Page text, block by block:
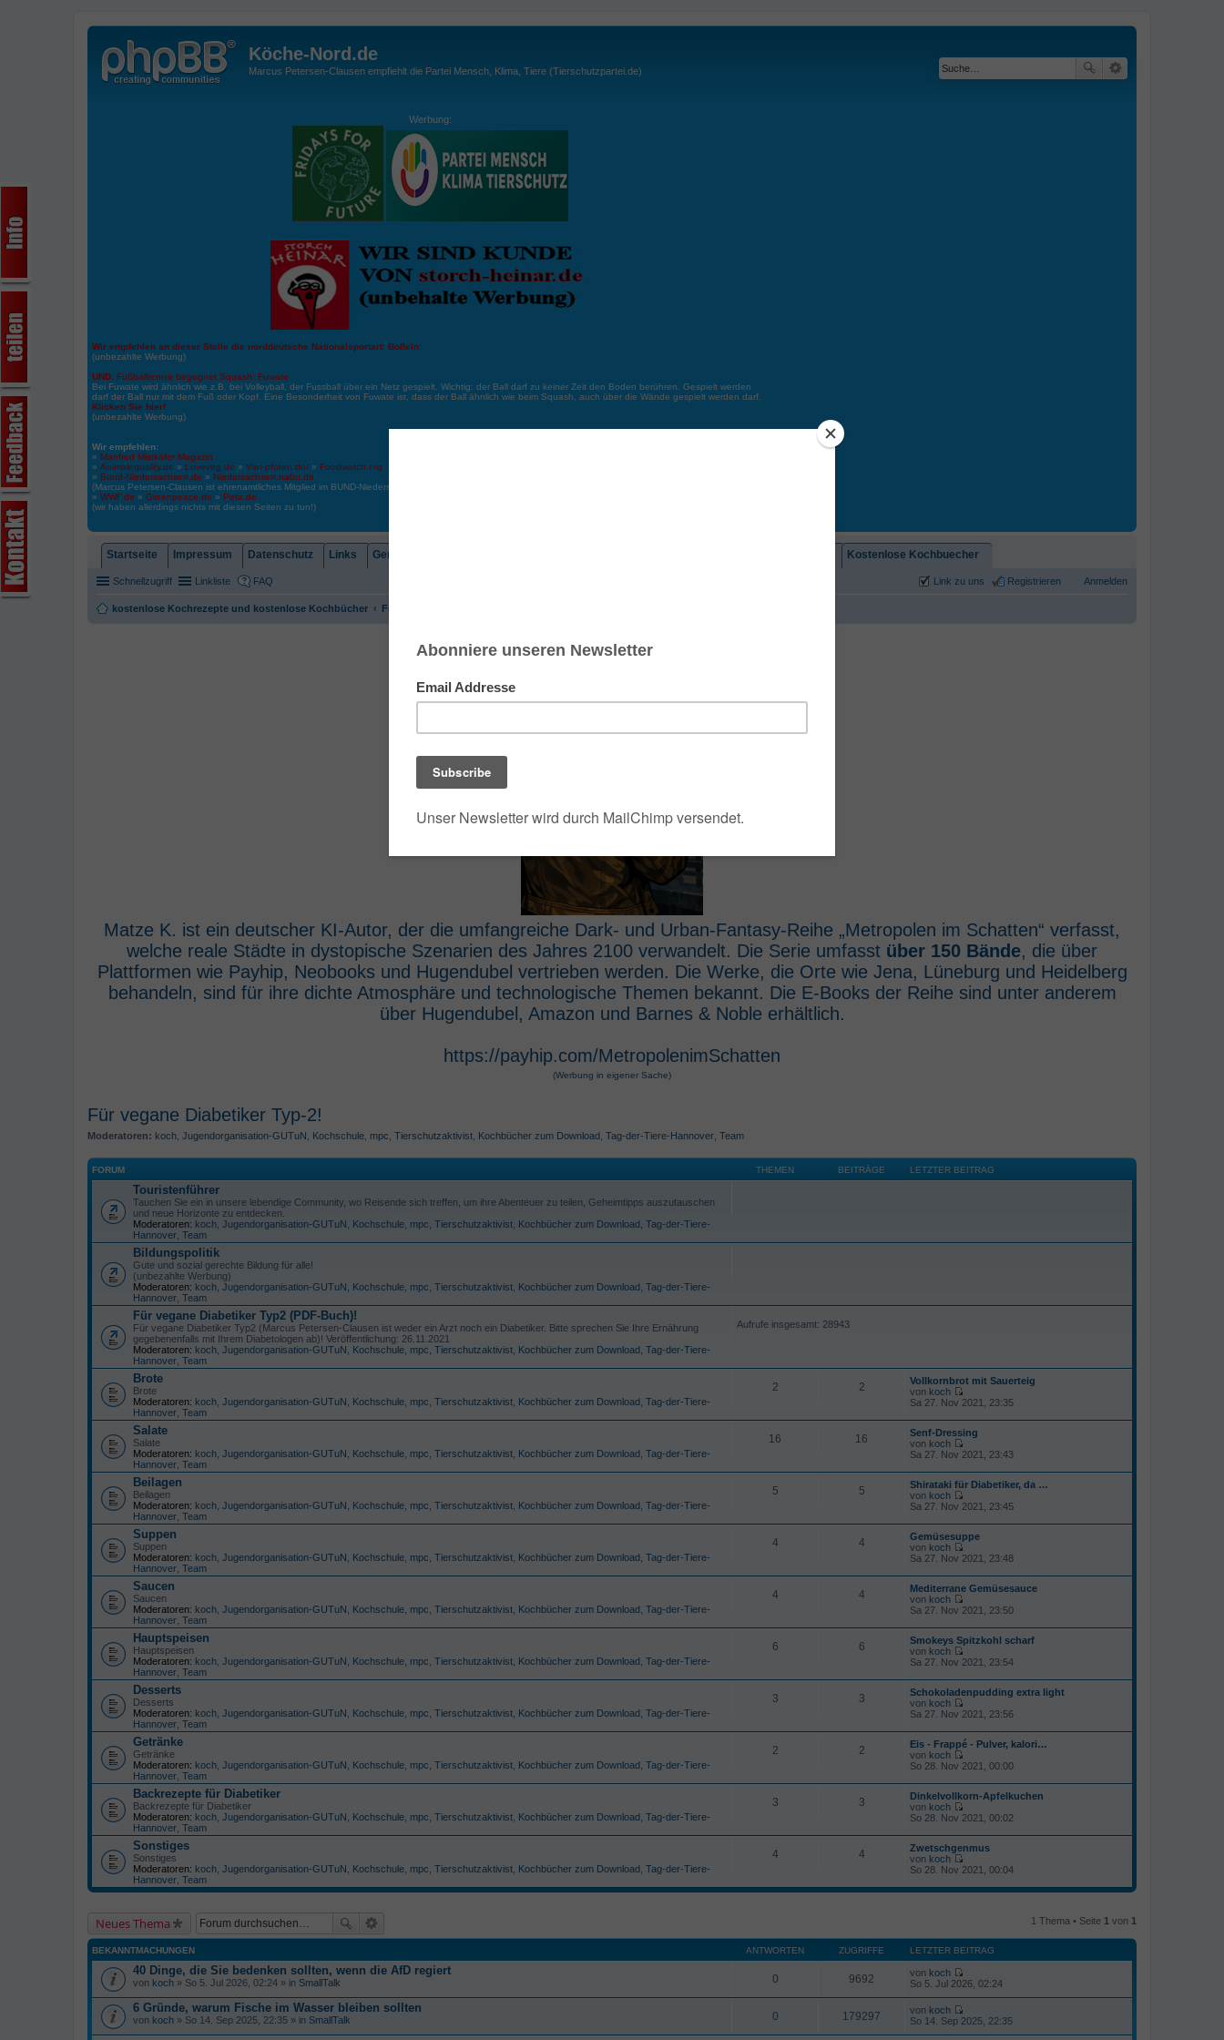
Köche-Nord.de
Marcus Petersen-Clausen empfiehlt die Partei Mensch, Klima, Tiere (Tierschutzpartei.de)
Werbung:
Wir empfehlen an dieser Stelle die norddeutsche Nationalsportart: Boßeln:
(unbezahlte Werbung)
UND: Fußballtennis begegnet Squash: Fuwate
Bei Fuwate wird ähnlich wie z.B. bei Volleyball, der Fussball über ein Netz gespielt. Wichtig: der Ball darf zu keiner Zeit den Boden berühren. Gespielt werden
darf der Ball nur mit dem Fuß oder Kopf. Eine Besonderheit von Fuwate ist, dass der Ball ähnlich wie beim Squash, auch über die Wände gespielt werden darf.
Klicken Sie hier!
(unbezahlte Werbung)
Wir empfehlen:
» Manfred Mistkäfer Magazin
» Animalequality.de » Loveveg.de » Vier-pfoten.de/ » Foodwatch.org
» Bund-Niedersachsen.de » Niedersachsen.nabu.de
(Marcus Petersen-Clausen ist ehrenamtliches Mitglied im BUND-Niedersachsen und Niedersachsen Nabu)
» WWF.de » Greenpeace.de » Peta.de
(wir haben allerdings nichts mit diesen Seiten zu tun!)
Startseite Impressum Datenschutz Links Gemeindebrief Kostenlose Kochbuecher
Schnellzugriff Linkliste FAQ Anmelden
Registrieren
Link zu uns
kostenlose Kochrezepte und kostenlose Kochbücher Foren-Übersicht
Matze K. ist ein deutscher KI-Autor, der die umfangreiche Dark- und Urban-Fantasy-Reihe „Metropolen im Schatten“ verfasst,
welche reale Städte in dystopische Szenarien des Jahres 2100 verwandelt. Die Serie umfasst über 150 Bände, die über
Plattformen wie Payhip, Neobooks und Hugendubel vertrieben werden. Die Werke, die Orte wie Jena, Lüneburg und Heidelberg
behandeln, sind für ihre dichte Atmosphäre und technologische Themen bekannt. Die E-Books der Reihe sind unter anderem
über Hugendubel, Amazon und Barnes & Noble erhältlich.
https://payhip.com/MetropolenimSchatten
(Werbung in eigener Sache)
Für vegane Diabetiker Typ-2!
Moderatoren: koch, Jugendorganisation-GUTuN , Kochschule, mpc, Tierschutzaktivist, Kochbücher zum Download, Tag-der-Tiere-Hannover, Team
FORUM THEMEN BEITRÄGE LETZTER BEITRAG
Touristenführer
Tauchen Sie ein in unsere lebendige Community, wo Reisende sich treffen, um ihre Abenteuer zu teilen, Geheimtipps auszutauschen
und neue Horizonte zu entdecken.
Moderatoren: koch Jugendorganisation-GUTuN Kochschule mpc Tierschutzaktivist Kochbücher zum Download Tag-der-Tiere-
Hannover Team
Bildungspolitik
Gute und sozial gerechte Bildung für alle!
(unbezahlte Werbung)
Moderatoren: koch Jugendorganisation-GUTuN Kochschule mpc Tierschutzaktivist Kochbücher zum Download Tag-der-Tiere-
Hannover Team
Für vegane Diabetiker Typ­2 (PDF-Buch)!
Für vegane Diabetiker Typ­2 (Marcus Petersen-Clausen ist weder ein Arzt noch ein Diabetiker. Bitte sprechen Sie Ihre Ernährung
gegebenenfalls mit Ihrem Diabetologen ab)! Veröffentlichung: 26.11.2021
Moderatoren: koch Jugendorganisation-GUTuN Kochschule mpc Tierschutzaktivist Kochbücher zum Download Tag-der-Tiere-
Hannover Team
Aufrufe insgesamt: 28943
Brote
Brote
Moderatoren: koch Jugendorganisation-GUTuN Kochschule mpc Tierschutzaktivist Kochbücher zum Download Tag-der-Tiere-
Hannover Team
2 2
Vollkornbrot mit Sauerteig
von koch
N
u
e
t
B
i
a
g
Sa 27. Nov 2021, 23:35
Salate
Salate
Moderatoren: koch Jugendorganisation-GUTuN Kochschule mpc Tierschutzaktivist Kochbücher zum Download Tag-der-Tiere-
Hannover Team
16 16
Senf-Dressing
von koch
N
u
e
t
B
i
a
g
Sa 27. Nov 2021, 23:43
Beilagen
Beilagen
Moderatoren: koch Jugendorganisation-GUTuN Kochschule mpc Tierschutzaktivist Kochbücher zum Download Tag-der-Tiere-
Hannover Team
5 5
Shirataki für Diabetiker, da …
von koch
N
u
e
t
B
i
a
g
Sa 27. Nov 2021, 23:45
Suppen
Suppen
Moderatoren: koch Jugendorganisation-GUTuN Kochschule mpc Tierschutzaktivist Kochbücher zum Download Tag-der-Tiere-
Hannover Team
4 4
Gemüsesuppe
von koch
N
u
e
t
B
i
a
g
Sa 27. Nov 2021, 23:48
Saucen
Saucen
Moderatoren: koch Jugendorganisation-GUTuN Kochschule mpc Tierschutzaktivist Kochbücher zum Download Tag-der-Tiere-
Hannover Team
4 4
Mediterrane Gemüsesauce
von koch
N
u
e
t
B
i
r
a
g
Sa 27. Nov 2021, 23:50
Hauptspeisen
Hauptspeisen
Moderatoren: koch Jugendorganisation-GUTuN Kochschule mpc Tierschutzaktivist Kochbücher zum Download Tag-der-Tiere-
Hannover Team
6 6
Smokeys Spitzkohl scharf
von koch
N
u
e
t
r
B
i
a
g
Sa 27. Nov 2021, 23:54
Desserts
Desserts
Moderatoren: koch Jugendorganisation-GUTuN Kochschule mpc Tierschutzaktivist Kochbücher zum Download Tag-der-Tiere-
Hannover Team
3 3
Schokoladenpudding extra light
von koch
N
u
e
t
B
i
a
g
Sa 27. Nov 2021, 23:56
Getränke
Getränke
Moderatoren: koch Jugendorganisation-GUTuN Kochschule mpc Tierschutzaktivist Kochbücher zum Download Tag-der-Tiere-
Hannover Team
2 2
Eis - Frappé - Pulver, kalori…
von koch
N
u
e
t
B
i
r
So 28. Nov 2021, 00:00
Backrezepte für Diabetiker
Backrezepte für Diabetiker
Moderatoren: koch Jugendorganisation-GUTuN Kochschule mpc Tierschutzaktivist Kochbücher zum Download Tag-der-Tiere-
Hannover Team
3 3
Dinkelvollkorn-Apfelkuchen
von koch
N
u
e
t
r
t
r
So 28. Nov 2021, 00:02
Sonstiges
Sonstiges
Moderatoren: koch Jugendorganisation-GUTuN Kochschule mpc Tierschutzaktivist Kochbücher zum Download Tag-der-Tiere-
Hannover Team
4 4
Zwetschgenmus
von koch
N
u
B
t
r
g
So 28. Nov 2021, 00:04
Neues Thema 1 Thema • Seite 1 von 1
BEKANNTMACHUNGEN ANTWORTEN ZUGRIFFE LETZTER BEITRAG
40 Dinge, die Sie bedenken sollten, wenn die AfD regiert
von koch » So 5. Jul 2026, 02:24 » in SmallTalk 0 9692 von koch
N
s
t
So 5. Jul 2026, 02:24
6 Gründe, warum Fische im Wasser bleiben sollten
von koch » So 14. Sep 2025, 22:35 » in SmallTalk 0 179297 von koch
N
So 14. Sep 2025, 22:35